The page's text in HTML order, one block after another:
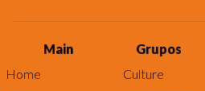
Main
Home
Grupos
Culture